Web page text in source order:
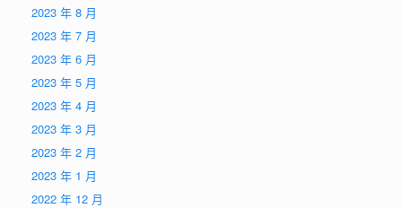
2023 年 8 月
2023 年 7 月
2023 年 6 月
2023 年 5 月
2023 年 4 月
2023 年 3 月
2023 年 2 月
2023 年 1 月
2022 年 12 月